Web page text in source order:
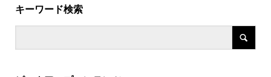
キーワード検索